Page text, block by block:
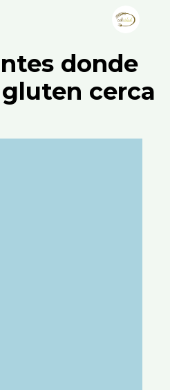
donde
cerca